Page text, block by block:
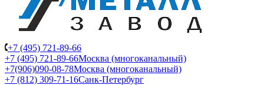
+7 (495) 721-89-66
+7 (495) 721-89-66Москва (многоканальный)
+7(906)090-08-78Москва (многоканальный)
+7 (812) 309-71-16Санк-Петербург